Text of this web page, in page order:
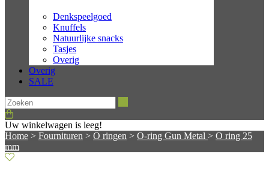
Denkspeelgoed
Knuffels
Natuurlijke snacks
Tasjes
Overig
Overig
SALE
Uw winkelwagen is leeg!
Home > Fournituren > O ringen > O-ring Gun Metal > O ring 25
mm